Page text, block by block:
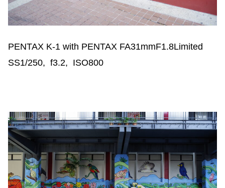
PENTAX K-1 with PENTAX FA31mmF1.8Limited
SS1/250, f3.2, ISO800